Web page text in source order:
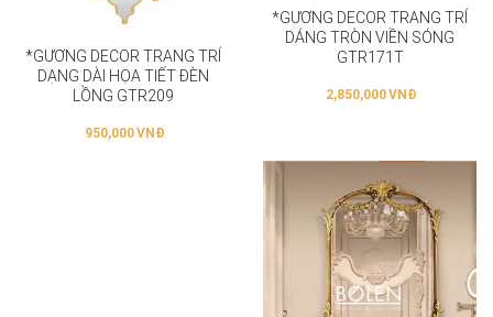
*GƯƠNG DECOR TRANG TRÍ
DẠNG DÀI HỌA TIẾT ĐÈN
LỒNG GTR209
950,000VNĐ
*GƯƠNG DECOR TRANG TRÍ
DÁNG TRÒN VIỀN SÓNG
GTR171T
2,850,000VNĐ